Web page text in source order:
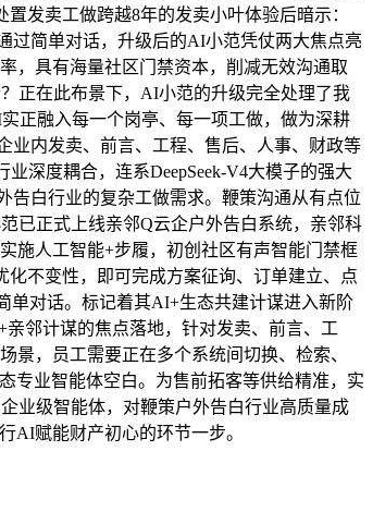
发卖工做跨越8年的发卖小叶体验后暗示：
过简单对话，升级后的AI小范凭仗两大焦点亮
，具有海量社区门禁资本，削减无效沟通取
正在此布景下，AI小范的升级完全处理了我
正融入每一个岗亭、每一项工做，做为深耕
业内发卖、前言、工程、售后、人事、财政等
深度耦合，连系DeepSeek-V4大模子的强大
告白行业的复杂工做需求。鞭策沟通从有点位
已正式上线亲邻Q云企户外告白系统，亲邻科
施人工智能+步履，初创社区有声智能门禁框
化不变性，即可完成方案征询、订单建立、点
单对话。标记着其AI+生态共建计谋进入新阶
邻计谋的焦点落地，针对发卖、前言、工
，员工需要正在多个系统间切换、检索、
专业智能体空白。为售前拓客等供给精准，实
业级智能体，对鞭策户外告白行业高质量成
AI赋能财产初心的环节一步。